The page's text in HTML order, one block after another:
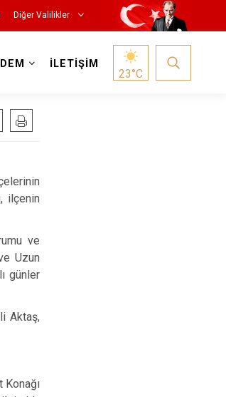
Diğer Valilikler
İLETİŞİM
23°C
ilçenin
ve
Uzun
günler
Aktaş,
Konağı